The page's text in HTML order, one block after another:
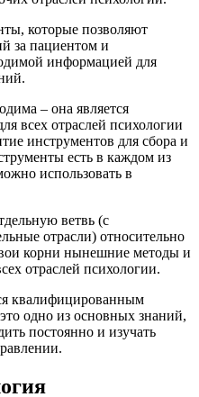
которые позволяют
за пациентом и
информацией для
– она является
всех отраслей психологии
инструментов для сбора и
есть в каждом из
использовать в
ветвь (с
отрасли) относительно
корни нынешние методы и
отраслей психологии.
квалифицированным
одно из основных знаний,
постоянно и изучать